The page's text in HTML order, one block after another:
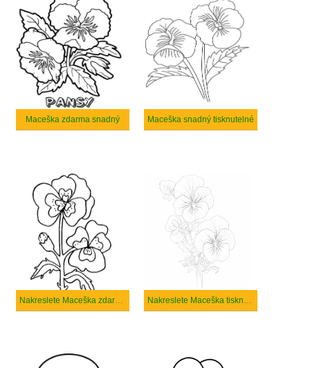
Maceška zdarma snadný Maceška snadný tisknutelné
Nakreslete Maceška zdarma prostý Nakreslete Maceška tisknutelné